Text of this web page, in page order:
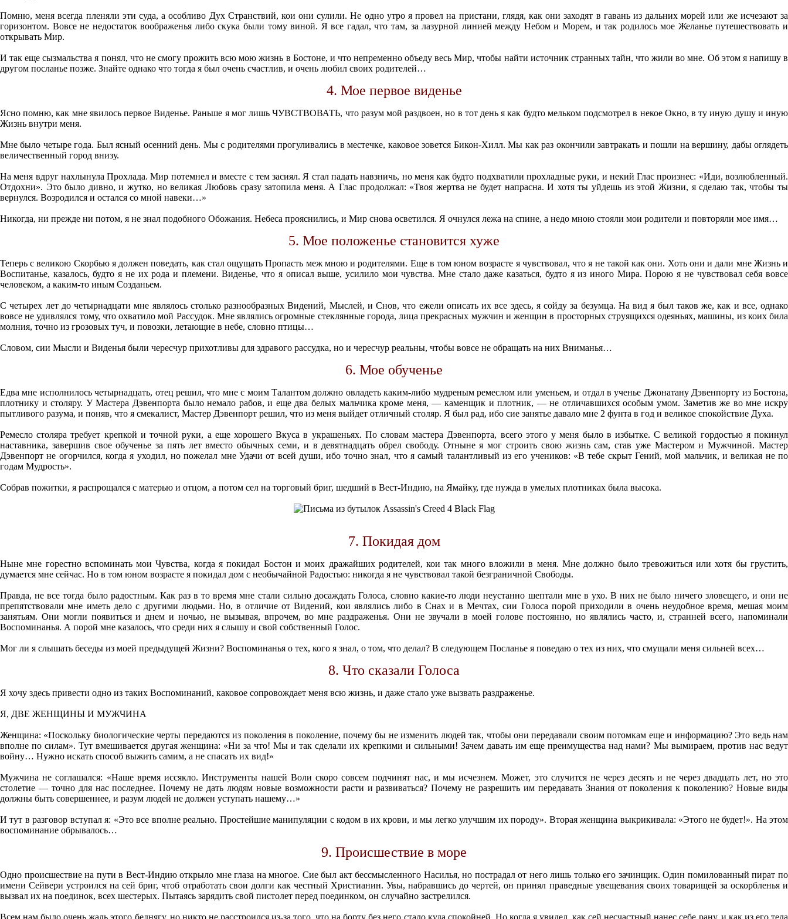
Помню, меня всегда пленяли эти суда, а особливо Дух Странствий, кои они сулили. Не одно утро я провел на пристани, глядя, как они заходят в гавань из дальних морей или же исчезают за
горизонтом. Вовсе не недостаток воображенья либо скука были тому виной. Я все гадал, что там, за лазурной линией между Небом и Морем, и так родилось мое Желанье путешествовать и
открывать Мир.
И так еще сызмальства я понял, что не смогу прожить всю мою жизнь в Бостоне, и что непременно объеду весь Мир, чтобы найти источник странных тайн, что жили во мне. Об этом я напишу в
другом посланье позже. Знайте однако что тогда я был очень счастлив, и очень любил своих родителей…
4. Мое первое виденье
Ясно помню, как мне явилось первое Виденье. Раньше я мог лишь ЧУВСТВОВАТЬ, что разум мой раздвоен, но в тот день я как будто мельком подсмотрел в некое Окно, в ту иную душу и иную
Жизнь внутри меня.
Мне было четыре года. Был ясный осенний день. Мы с родителями прогуливались в местечке, каковое зовется Бикон-Хилл. Мы как раз окончили завтракать и пошли на вершину, дабы оглядеть
величественный город внизу.
На меня вдруг нахлынула Прохлада. Мир потемнел и вместе с тем засиял. Я стал падать навзничь, но меня как будто подхватили прохладные руки, и некий Глас произнес: «Иди, возлюбленный.
Отдохни». Это было дивно, и жутко, но великая Любовь сразу затопила меня. А Глас продолжал: «Твоя жертва не будет напрасна. И хотя ты уйдешь из этой Жизни, я сделаю так, чтобы ты
вернулся. Возродился и остался со мной навеки…»
Никогда, ни прежде ни потом, я не знал подобного Обожания. Небеса прояснились, и Мир снова осветился. Я очнулся лежа на спине, а недо мною стояли мои родители и повторяли мое имя…
5. Мое положенье становится хуже
Теперь с великою Скорбью я должен поведать, как стал ощущать Пропасть меж мною и родителями. Еще в том юном возрасте я чувствовал, что я не такой как они. Хоть они и дали мне Жизнь и
Воспитанье, казалось, будто я не их рода и племени. Виденье, что я описал выше, усилило мои чувства. Мне стало даже казаться, будто я из иного Мира. Порою я не чувствовал себя вовсе
человеком, а каким-то иным Созданьем.
С четырех лет до четырнадцати мне являлось столько разнообразных Видений, Мыслей, и Снов, что ежели описать их все здесь, я сойду за безумца. На вид я был таков же, как и все, однако
вовсе не удивлялся тому, что охватило мой Рассудок. Мне являлись огромные стеклянные города, лица прекрасных мужчин и женщин в просторных струящихся одеяньях, машины, из коих била
молния, точно из грозовых туч, и повозки, летающие в небе, словно птицы…
Словом, сии Мысли и Виденья были чересчур прихотливы для здравого рассудка, но и чересчур реальны, чтобы вовсе не обращать на них Вниманья…
6. Мое обученье
Едва мне исполнилось четырнадцать, отец решил, что мне с моим Талантом должно овладеть каким-либо мудреным ремеслом или уменьем, и отдал в ученье Джонатану Дэвенпорту из Бостона,
плотнику и столяру. У Мастера Дэвенпорта было немало рабов, и еще два белых мальчика кроме меня, — каменщик и плотник, — не отличавшихся особым умом. Заметив же во мне искру
пытливого разума, и поняв, что я смекалист, Мастер Дэвенпорт решил, что из меня выйдет отличный столяр. Я был рад, ибо сие занятье давало мне 2 фунта в год и великое спокойствие Духа.
Ремесло столяра требует крепкой и точной руки, а еще хорошего Вкуса в украшеньях. По словам мастера Дэвенпорта, всего этого у меня было в избытке. С великой гордостью я покинул
наставника, завершив свое обученье за пять лет вместо обычных семи, и в девятнадцать обрел свободу. Отныне я мог строить свою жизнь сам, став уже Мастером и Мужчиной. Мастер
Дэвенпорт не огорчился, когда я уходил, но пожелал мне Удачи от всей души, ибо точно знал, что я самый талантливый из его учеников: «В тебе скрыт Гений, мой мальчик, и великая не по
годам Мудрость».
Собрав пожитки, я распрощался с матерью и отцом, а потом сел на торговый бриг, шедший в Вест-Индию, на Ямайку, где нужда в умелых плотниках была высока.
7. Покидая дом
Ныне мне горестно вспоминать мои Чувства, когда я покидал Бостон и моих дражайших родителей, кои так много вложили в меня. Мне должно было тревожиться или хотя бы грустить,
думается мне сейчас. Но в том юном возрасте я покидал дом с необычайной Радостью: никогда я не чувствовал такой безграничной Свободы.
Правда, не все тогда было радостным. Как раз в то время мне стали сильно досаждать Голоса, словно какие-то люди неустанно шептали мне в ухо. В них не было ничего зловещего, и они не
препятствовали мне иметь дело с другими людьми. Но, в отличие от Видений, кои являлись либо в Снах и в Мечтах, сии Голоса порой приходили в очень неудобное время, мешая моим
занятьям. Они могли появиться и днем и ночью, не вызывая, впрочем, во мне раздраженья. Они не звучали в моей голове постоянно, но являлись часто, и, странней всего, напоминали
Воспоминанья. А порой мне казалось, что среди них я слышу и свой собственный Голос.
Мог ли я слышать беседы из моей предыдущей Жизни? Воспоминанья о тех, кого я знал, о том, что делал? В следующем Посланье я поведаю о тех из них, что смущали меня сильней всех…
8. Что сказали Голоса
Я хочу здесь привести одно из таких Воспоминаний, каковое сопровождает меня всю жизнь, и даже стало уже вызвать раздраженье.
Я, ДВЕ ЖЕНЩИНЫ И МУЖЧИНА
Женщина: «Поскольку биологические черты передаются из поколения в поколение, почему бы не изменить людей так, чтобы они передавали своим потомкам еще и информацию? Это ведь нам
вполне по силам». Тут вмешивается другая женщина: «Ни за что! Мы и так сделали их крепкими и сильными! Зачем давать им еще преимущества над нами? Мы вымираем, против нас ведут
войну… Нужно искать способ выжить самим, а не спасать их вид!»
Мужчина не соглашался: «Наше время иссякло. Инструменты нашей Воли скоро совсем подчинят нас, и мы исчезнем. Может, это случится не через десять и не через двадцать лет, но это
столетие — точно для нас последнее. Почему не дать людям новые возможности расти и развиваться? Почему не разрешить им передавать Знания от поколения к поколению? Новые виды
должны быть совершеннее, и разум людей не должен уступать нашему…»
И тут в разговор вступал я: «Это все вполне реально. Простейшие манипуляции с кодом в их крови, и мы легко улучшим их породу». Вторая женщина выкрикивала: «Этого не будет!». На этом
воспоминание обрывалось…
9. Происшествие в море
Одно происшествие на пути в Вест-Индию открыло мне глаза на многое. Сие был акт бессмысленного Насилья, но пострадал от него лишь только его зачинщик. Один помилованный пират по
имени Сейвери устроился на сей бриг, чтоб отработать свои долги как честный Христианин. Увы, набравшись до чертей, он принял праведные увещевания своих товарищей за оскорбленья и
вызвал их на поединок, всех шестерых. Пытаясь зарядить свой пистолет перед поединком, он случайно застрелился.
Всем нам было очень жаль этого беднягу, но никто не расстроился из-за того, что на борту без него стало куда спокойней. Но когда я увидел, как сей несчастный нанес себе рану, и как из его тела